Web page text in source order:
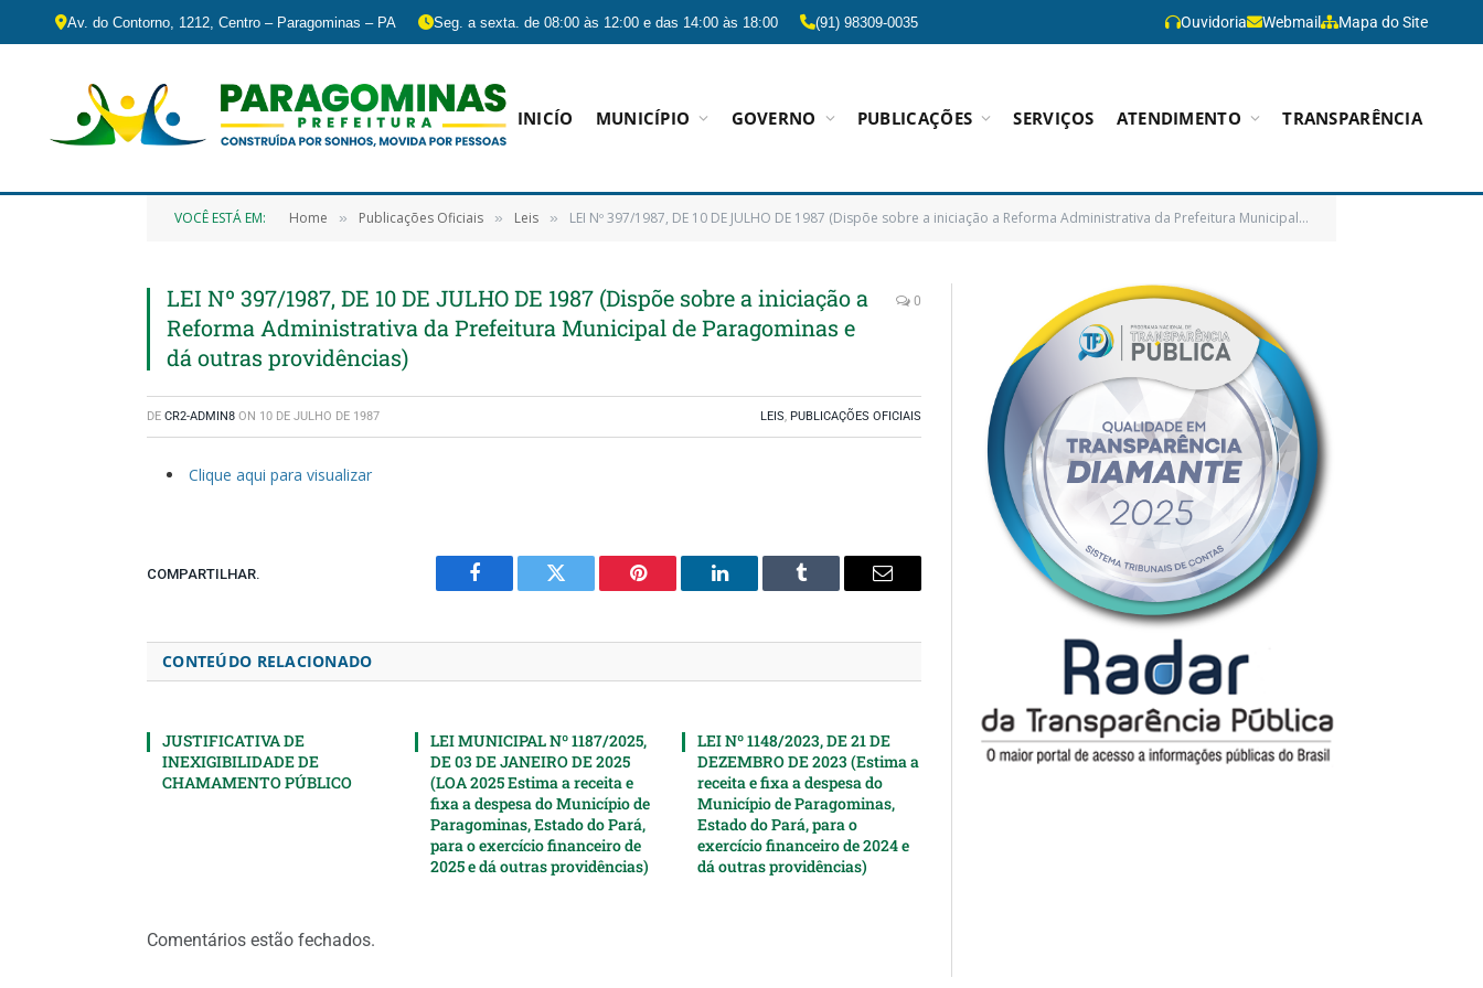
Av. do Contorno, 1212, Centro – Paragominas – PA Seg. a sexta. de 08:00 às 12:00 e das 14:00 às 18:00 (91) 98309-0035 Ouvidoria Webmail Mapa do Site
INICÍO MUNICÍPIO GOVERNO PUBLICAÇÕES SERVIÇOS ATENDIMENTO TRANSPARÊNCIA
VOCÊ ESTÁ EM: Home » Publicações Oficiais » Leis » LEI Nº 397/1987, DE 10 DE JULHO DE 1987 (Dispõe sobre a iniciação a Reforma Administrativa da Prefeitura Municipal de Paragominas e dá outras providências)
LEI Nº 397/1987, DE 10 DE JULHO DE 1987 (Dispõe sobre a iniciação a
Reforma Administrativa da Prefeitura Municipal de Paragominas e
dá outras providências)
0
DE CR2-ADMIN8 ON 10 DE JULHO DE 1987 LEIS, PUBLICAÇÕES OFICIAIS
Clique aqui para visualizar
COMPARTILHAR.
Facebook Twitter Pinterest LinkedIn Tumblr Email
CONTEÚDO RELACIONADO
JUSTIFICATIVA DE
INEXIGIBILIDADE DE
CHAMAMENTO PÚBLICO
LEI MUNICIPAL Nº 1187/2025,
DE 03 DE JANEIRO DE 2025
(LOA 2025 Estima a receita e
fixa a despesa do Município de
Paragominas, Estado do Pará,
para o exercício financeiro de
2025 e dá outras providências)
LEI Nº 1148/2023, DE 21 DE
DEZEMBRO DE 2023 (Estima a
receita e fixa a despesa do
Município de Paragominas,
Estado do Pará, para o
exercício financeiro de 2024 e
dá outras providências)
Comentários estão fechados.